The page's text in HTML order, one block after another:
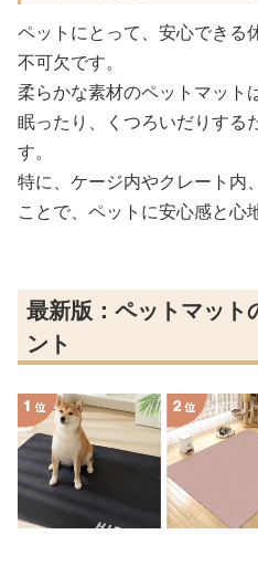
ペットにとって、安心できる
不可欠です。
柔らかな素材のペットマット
眠ったり、くつろいだりする
す。
特に、ケージ内やクレート内
ことで、ペットに安心感と心
最新版：ペットマット
ント